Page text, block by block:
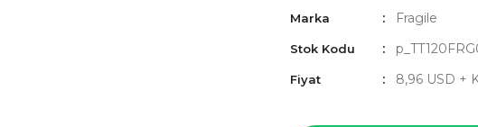
Marka Fragile
Stok Kodu
Fiyat 8,96 USD +